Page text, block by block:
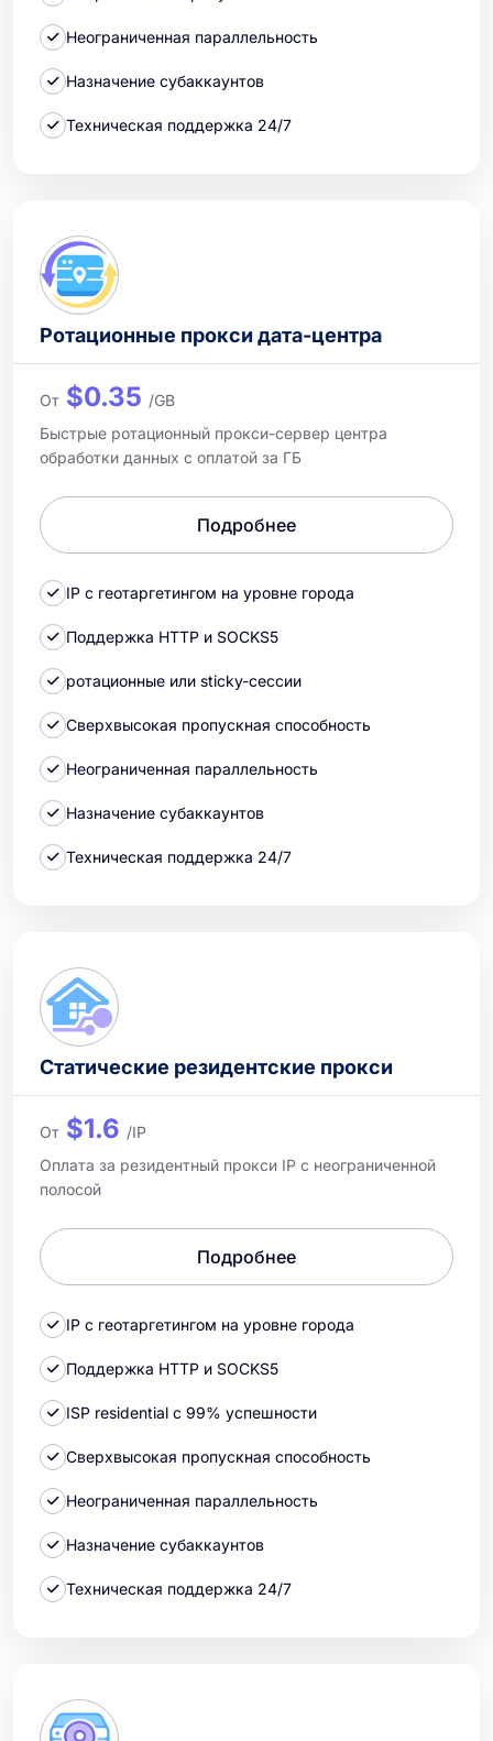
Неограниченная параллельность
Назначение субаккаунтов
Техническая поддержка 24/7
Ротационные прокси дата-центра
От $0.35 /GB
Быстрые ротационный прокси-сервер центра
обработки данных с оплатой за ГБ
Подробнее
IP с геотаргетингом на уровне города
Поддержка HTTP и SOCKS5
ротационные или sticky-сессии
Сверхвысокая пропускная способность
Неограниченная параллельность
Назначение субаккаунтов
Техническая поддержка 24/7
Статические резидентские прокси
От $1.6 /IP
Оплата за резидентный прокси IP с неограниченной
полосой
Подробнее
IP с геотаргетингом на уровне города
Поддержка HTTP и SOCKS5
ISP residential с 99% успешности
Сверхвысокая пропускная способность
Неограниченная параллельность
Назначение субаккаунтов
Техническая поддержка 24/7